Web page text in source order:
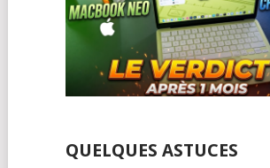
QUELQUES ASTUCES